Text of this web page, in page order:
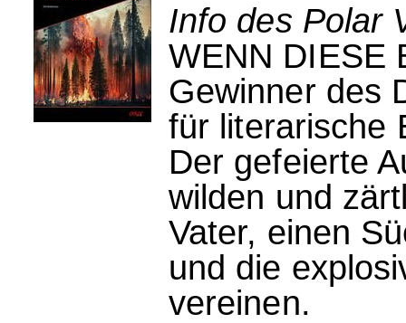
Info des Polar
WENN DIESE
Gewinner des
für literarische
Der gefeierte
wilden und
Vater, einen
und die
vereinen.